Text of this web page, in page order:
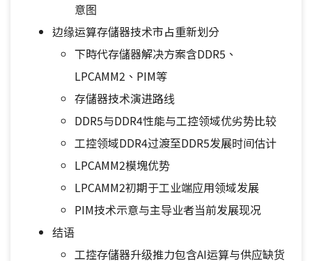
意图
边缘运算存儲器技术市占重新划分
下時代存儲器解决方案含DDR5、
LPCAMM2、PIM等
存儲器技术演进路线
DDR5与DDR4性能与工控领域优劣势比较
工控领域DDR4过渡至DDR5发展时间估计
LPCAMM2模塊优势
LPCAMM2初期于工业端应用领域发展
PIM技术示意与主导业者当前发展现况
结语
工控存儲器升级推力包含AI运算与供应缺货